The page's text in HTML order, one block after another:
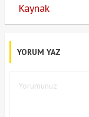
Kaynak
YORUM YAZ